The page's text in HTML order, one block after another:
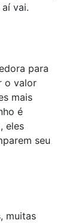
vai.
para
o valor
mais
é
eles
seu
muitas